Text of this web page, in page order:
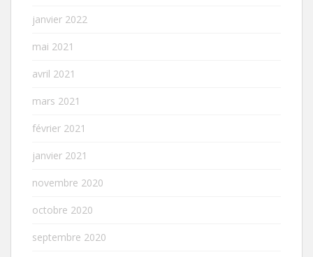
janvier 2022
mai 2021
avril 2021
mars 2021
février 2021
janvier 2021
novembre 2020
octobre 2020
septembre 2020